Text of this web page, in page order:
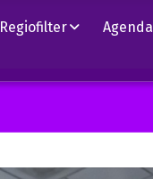
Regiofilter Agenda